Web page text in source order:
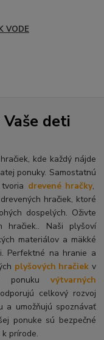
VODE
deti
kde každý nájde
ponuky. Samostatnú
drevené hračky,
hračiek, ktoré
dospelých. Oživte
hračiek.. Naši plyšoví
materiálov a mäkké
Perfektné na hranie a
plyšových hračiek v
ponuku výtvarných
celkový rozvoj
a umožňujú spoznávať
ponuke sú bezpečné
prírode.